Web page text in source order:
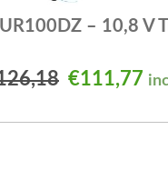
– 10,8 V
€111,77